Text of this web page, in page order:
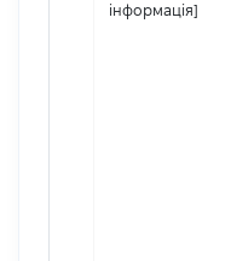
інформація]